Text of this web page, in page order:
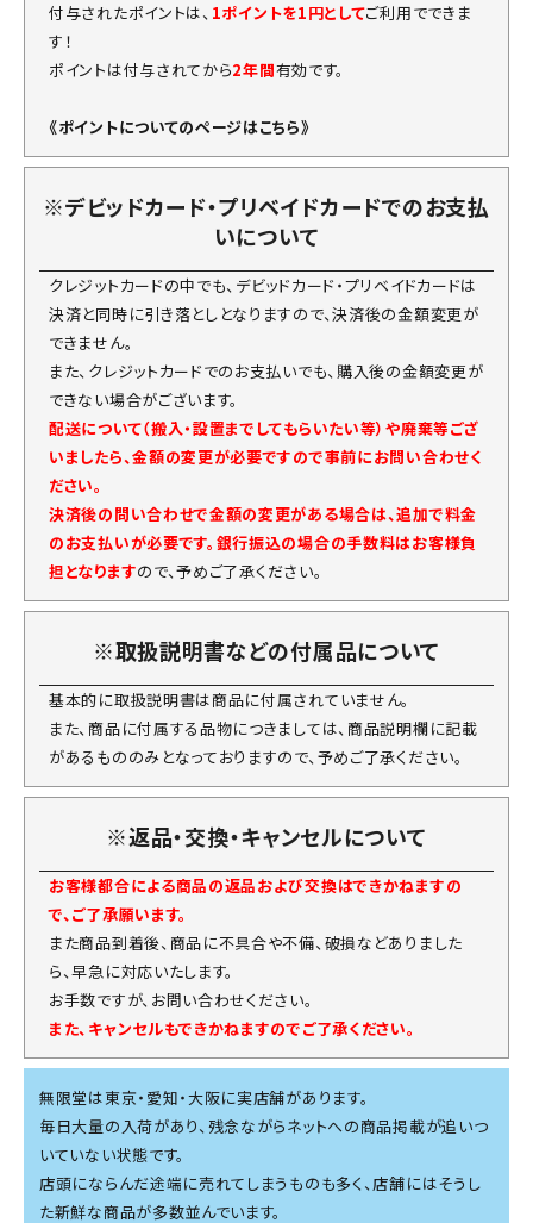
付与されたポイントは、 1ポイントを1円としてご利用でできま
す！
ポイントは付与されてから2年間有効です。
《ポイントについてのページはこちら》
※デビッドカード・プリベイドカードでのお支払
いについて
クレジットカードの中でも、デビッドカード・プリベイドカードは
決済と同時に引き落としとなりますので、決済後の金額変更が
できません。
また、クレジットカードでのお支払いでも、購入後の金額変更が
できない場合がございます。
配送について（搬入・設置までしてもらいたい等）や廃棄等ござ
いましたら、金額の変更が必要ですので事前にお問い合わせく
ださい。
決済後の問い合わせで金額の変更がある場合は、追加で料金
のお支払いが必要です。銀行振込の場合の手数料はお客様負
担となりますので、予めご了承ください。
※取扱説明書などの付属品について
基本的に取扱説明書は商品に付属されていません。
また、商品に付属する品物につきましては、商品説明欄に記載
があるもののみとなっておりますので、予めご了承ください。
※返品・交換・キャンセルについて
お客様都合による商品の返品および交換はできかねますの
で、ご了承願います。
また商品到着後、商品に不具合や不備、破損などありました
ら、早急に対応いたします。
お手数ですが、お問い合わせください。
また、キャンセルもできかねますのでご了承ください。
無限堂は東京・愛知・大阪に実店舗があります。
毎日大量の入荷があり、残念ながらネットへの商品掲載が追いつ
いていない状態です。
店頭にならんだ途端に売れてしまうものも多く、店舗にはそうし
た新鮮な商品が多数並んでいます。